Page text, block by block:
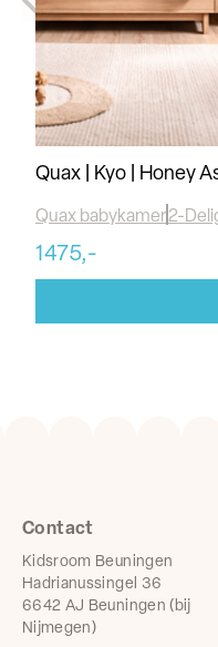
Quax | Kyo | Honey
Quax babykamer2-
1475,-
Contact
Kidsroom Beuningen
Hadrianussingel 36
6642 AJ Beuningen (bij
Nijmegen)